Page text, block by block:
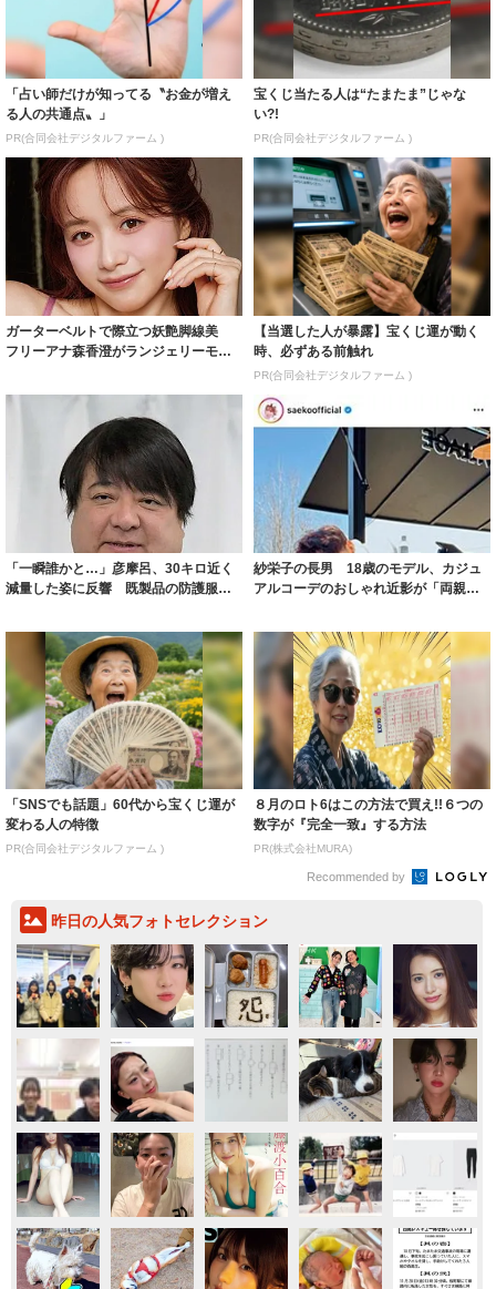
「占い師だけが知ってる〝お金が増え
る人の共通点〟」
PR(合同会社デジタルファーム )
宝くじ当たる人は“たまたま”じゃな
い?!
PR(合同会社デジタルファーム )
ガーターベルトで際立つ妖艶脚線美
フリーアナ森香澄がランジェリーモデ
【当選した人が暴露】宝くじ運が動く
時、必ずある前触れ
PR(合同会社デジタルファーム )
「一瞬誰かと…」彦摩呂、30キロ近く
減量した姿に反響 既製品の防護服が
紗栄子の長男 18歳のモデル、カジュ
アルコーデのおしゃれ近影が「両親の
「SNSでも話題」60代から宝くじ運が
変わる人の特徴
PR(合同会社デジタルファーム )
８月のロト6はこの方法で買え!!６つの
数字が『完全一致』する方法
PR(株式会社MURA)
Recommended by
昨日の人気フォトセレクション